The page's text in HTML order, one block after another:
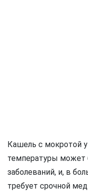
Кашель с мокротой
температуры может
заболеваний, и, в
требует срочной